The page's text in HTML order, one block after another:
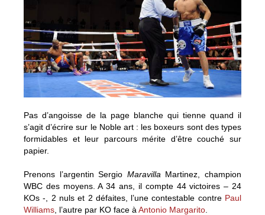
Pas d’angoisse de la page blanche qui tienne quand il
s’agit d’écrire sur le Noble art : les boxeurs sont des types
formidables et leur parcours mérite d’être couché sur
papier.
Prenons l’argentin Sergio Maravilla Martinez, champion
WBC des moyens. A 34 ans, il compte 44 victoires – 24
KOs -, 2 nuls et 2 défaites, l’une contestable contre Paul
Williams , l’autre par KO face à Antonio Margarito